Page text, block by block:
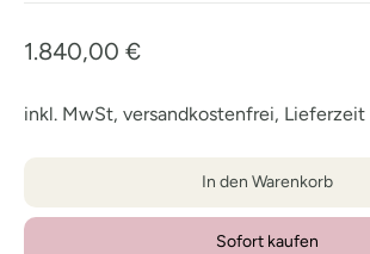
1.840,00 €
inkl. MwSt, versandkostenfrei,
In den Warenkorb
Sofort kaufen